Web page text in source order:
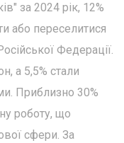
за 2024 рік, 12%
або переселитися
Федерації.
а 5,5% стали
Приблизно 30%
роботу, що
сфери. За